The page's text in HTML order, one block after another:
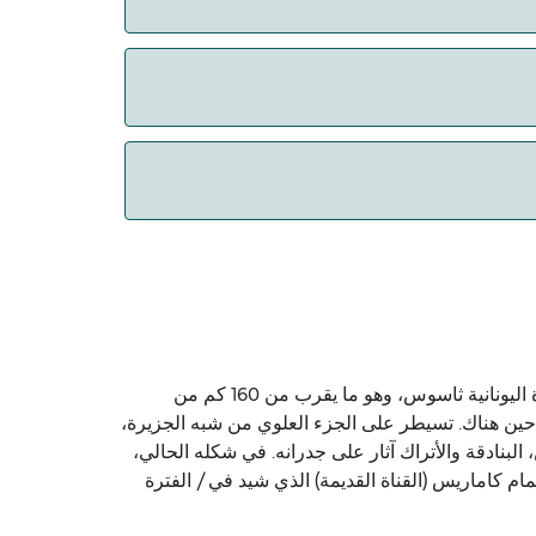
كافالا تقع في الجزء الشرقي من مقدونيا، وشمال اليونان، هي مدينة وميناء. وتقع المدينة على خليج كافالا وفقط عبر من الجزيرة اليونانية ثاسوس، وهو ما يقرب من 160 كم من
والقيام بها في حين هناك. تسيطر على الجزء العلوي من شبه الجزيرة،
والأتراك آثار على جدرانه. في شكله الحالي،
الأخرى ذات الاهتمام كاماريس (القناة القديمة) الذي شيد في / الفترة